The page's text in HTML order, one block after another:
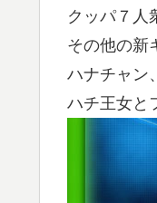
クッパ７人
その他の新
ハナチャン
ハチ王女と